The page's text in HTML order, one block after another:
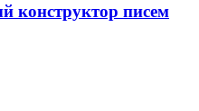
конструктор писем